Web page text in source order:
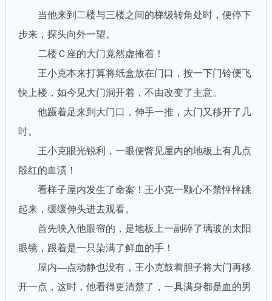
当他来到二楼与三楼之间的梯级转角处时，便停下
步来，探头向外一望。
二楼Ｃ座的大门竟然虚掩着！
王小克本来打算将纸盒放在门口，按一下门铃便飞
快上楼，如今见大门洞开着，不由改变了主意。
他蹑着足来到大门口，伸手一推，大门又移开了几
吋。
王小克眼光锐利，一眼便瞥见屋内的地板上有几点
殷红的血渍！
看样子屋内发生了命案！王小克一颗心不禁怦怦跳
起来，缓缓伸头进去观看。
首先映入他眼帘的，是地板上一副碎了璃玻的太阳
眼镜，跟着是一只染满了鲜血的手！
屋内—点动静也没有，王小克鼓着胆子将大门再移
开一点，这时，他看得更清楚了，一具满身都是血的男